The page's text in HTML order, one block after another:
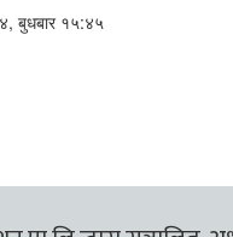
बुधबार १५:४५